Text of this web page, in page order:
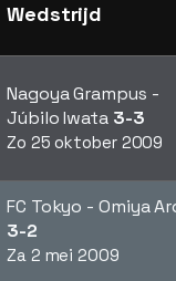
Wedstrijd
Nagoya Grampus -
Júbilo Iwata 3-3
Zo 25 oktober 2009
FC Tokyo - Omiya
3-2
Za 2 mei 2009